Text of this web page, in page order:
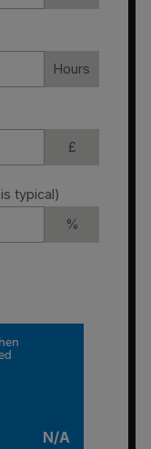
Hours
£
typical)
%
N/A